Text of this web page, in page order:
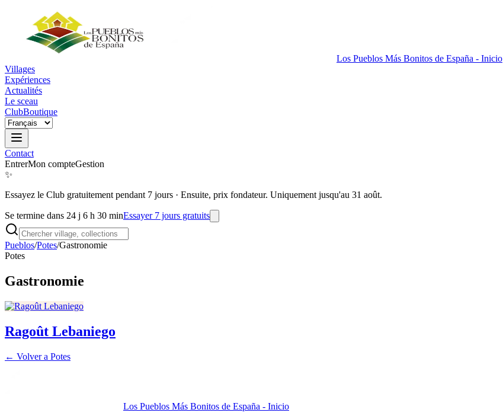
Los Pueblos Más Bonitos de España - Inicio
Villages
Expériences
Actualités
Le sceau
ClubBoutique
Contact
EntrerMon compteGestion
✨
Essayez le Club gratuitement pendant 7 jours · Ensuite, prix fondateur. Uniquement jusqu'au 31 août.
Se termine dans 24 j 6 h 30 minEssayer 7 jours gratuits
Pueblos/Potes/Gastronomie
Potes
Gastronomie
Ragoût Lebaniego
← Volver a Potes
Los Pueblos Más Bonitos de España - Inicio